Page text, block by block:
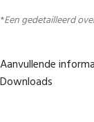
*Een gedetailleerd
Aanvullende
Downloads